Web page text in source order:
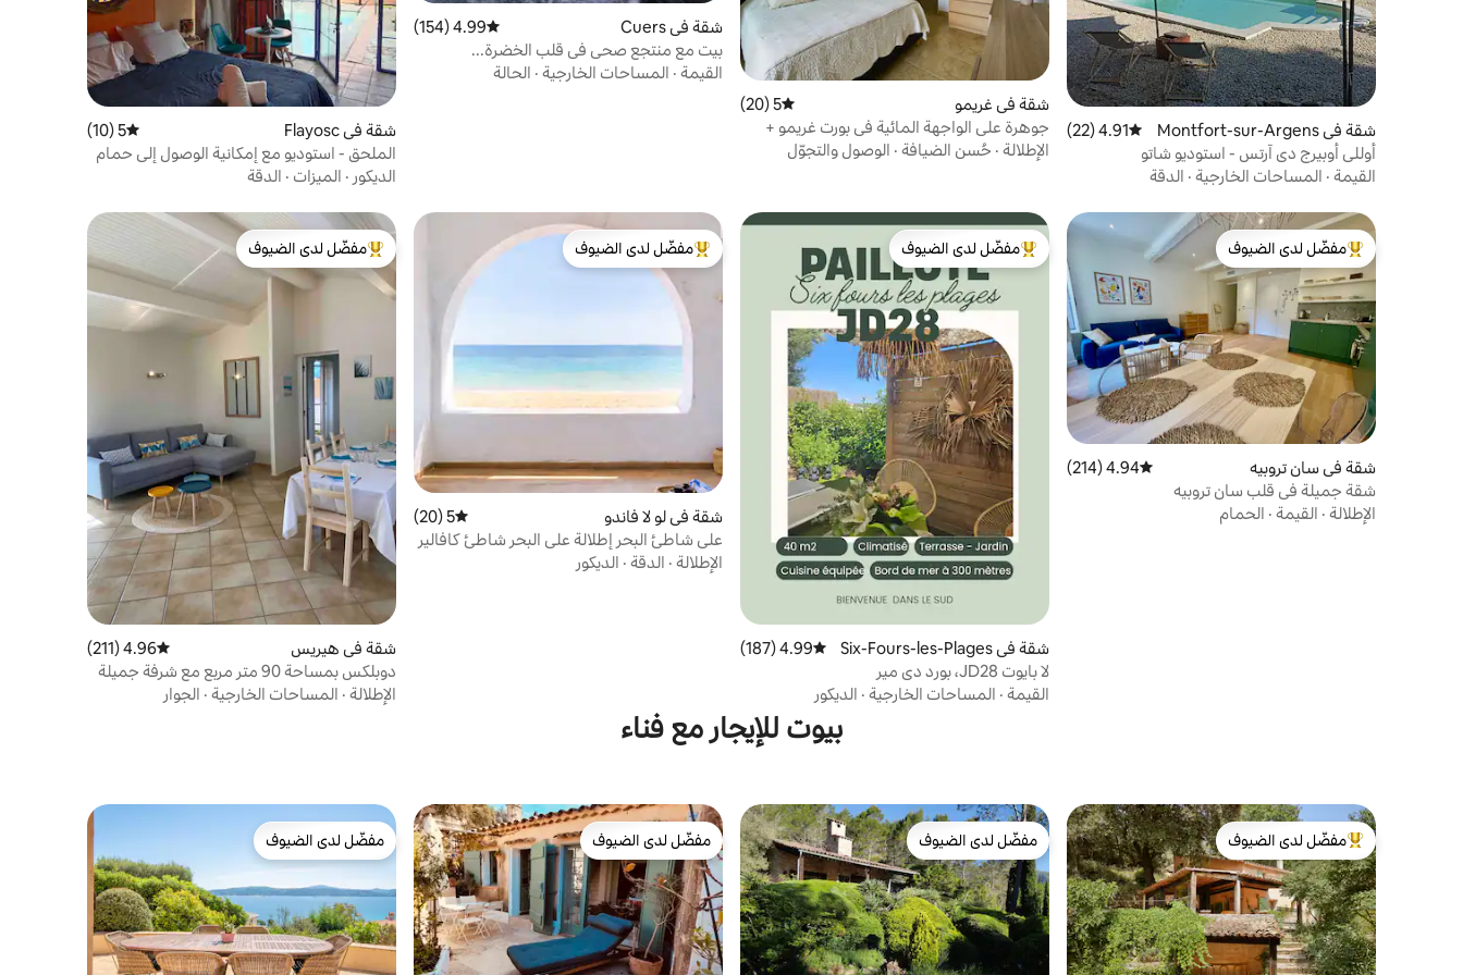
شقة في Montfort-sur-Argens متوسط التقييم 4.91 من 5، 22 مراجعات
4.91 (22)
أوللي أوبيرج دي آرتس - استوديو شاتو
القيمة · المساحات الخارجية · الدقة
شقة في غريمو متوسط التقييم 5 من 5، 20 مراجعات
5 (20)
جوهرة على الواجهة المائية في بورت غريمو +
مرآب + مكيف هواء
الإطلالة · حُسن الضيافة · الوصول والتجوّل
شقة في Cuers متوسط التقييم 4.99 من 5، 154 مراجعات
4.99 (154)
بيت مع منتجع صحي في قلب الخضرة...
القيمة · المساحات الخارجية · الحالة
شقة في Flayosc متوسط التقييم 5 من 5، 10 مراجعات
5 (10)
الملحق - استوديو مع إمكانية الوصول إلى حمام
السباحة والجاكوزي المشتركين
الديكور · الميزات · الدقة
من أبرز البيوت المفضّلة لدى الضيوف
مفضّل لدى الضيوف
شقة في سان تروبيه متوسط التقييم 4.94 من 5، 214 مراجعات
4.94 (214)
شقة جميلة في قلب سان تروبيه
الإطلالة · القيمة · الحمام
من أبرز البيوت المفضّلة لدى الضيوف
مفضّل لدى الضيوف
شقة في Six-Fours-les-Plages متوسط التقييم 4.99 من 5، 187 مراجعات
4.99 (187)
لا بايوت JD28، بورد دي مير
القيمة · المساحات الخارجية · الديكور
من أبرز البيوت المفضّلة لدى الضيوف
مفضّل لدى الضيوف
شقة في لو لا فاندو متوسط التقييم 5 من 5، 20 مراجعات
5 (20)
على شاطئ البحر إطلالة على البحر شاطئ كافالير
الإطلالة · الدقة · الديكور
من أبرز البيوت المفضّلة لدى الضيوف
مفضّل لدى الضيوف
شقة في هيريس متوسط التقييم 4.96 من 5، 211 مراجعات
4.96 (211)
دوبلكس بمساحة 90 متر مربع مع شرفة جميلة
في الريف
الإطلالة · المساحات الخارجية · الجوار
بيوت للإيجار مع فناء
من أبرز البيوت المفضّلة لدى الضيوف
مفضّل لدى الضيوف
مفضّل لدى الضيوف
مفضّل لدى الضيوف
مفضّل لدى الضيوف
مفضّل لدى الضيوف
مفضّل لدى الضيوف
مفضّل لدى الضيوف